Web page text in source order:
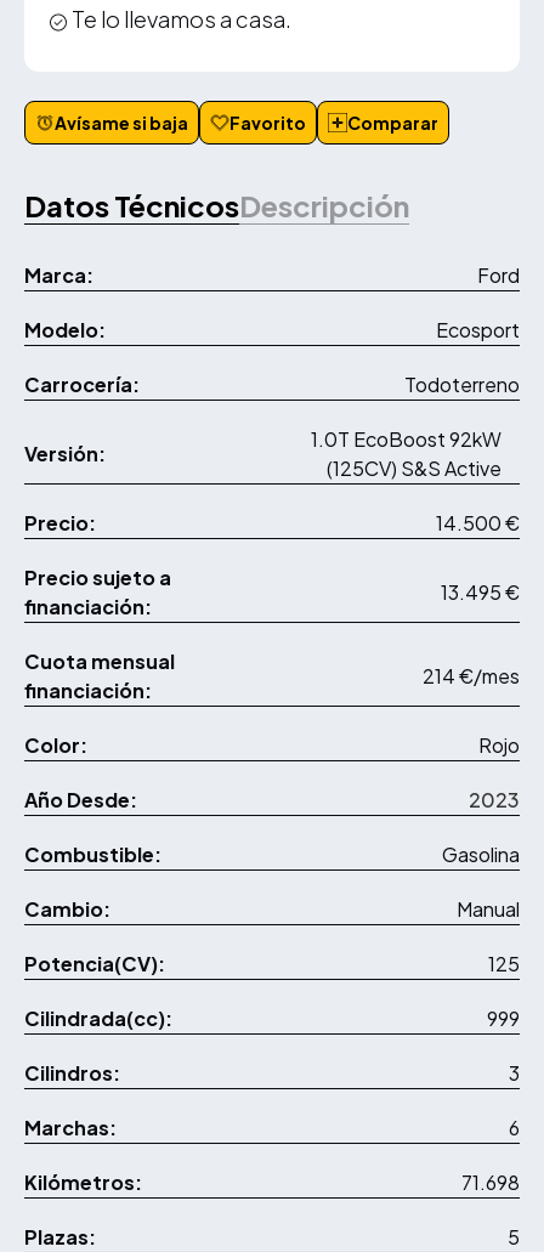
Te lo llevamos a casa.
Avísame si baja Favorito Comparar
Datos TécnicosDescripción
Marca: Ford
Modelo: Ecosport
Carrocería: Todoterreno
Versión:
1.0T EcoBoost 92kW
(125CV) S&S Active
Precio: 14.500 €
Precio sujeto a
financiación:
13.495 €
Cuota mensual
financiación:
214 €/mes
Color: Rojo
Año Desde: 2023
Combustible: Gasolina
Cambio: Manual
Potencia(CV): 125
Cilindrada(cc): 999
Cilindros: 3
Marchas: 6
Kilómetros: 71.698
Plazas: 5